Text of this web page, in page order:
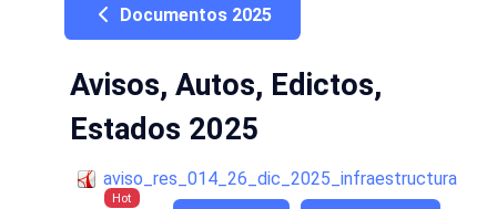
Documentos 2025
Avisos, Autos, Edictos,
Estados 2025
aviso_res_014_26_dic_2025_infraestructura
Hot